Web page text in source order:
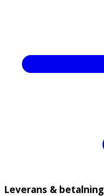
Leverans & betalning